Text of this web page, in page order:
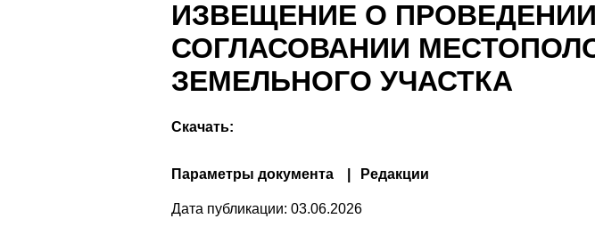
ИЗВЕЩЕНИЕ О
СОГЛАСОВАНИИ
ЗЕМЕЛЬНОГО УЧАСТКА
Скачать:
Параметры документа Редакции
Дата публикации: 03.06.2026